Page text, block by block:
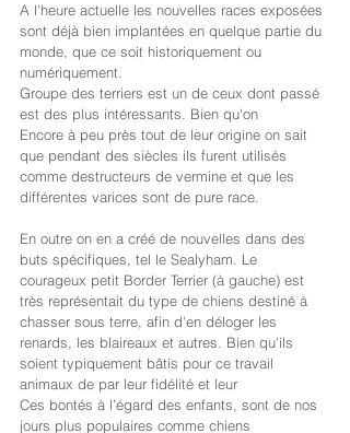
A l'heure actuelle les nouvelles races exposées
sont déjà bien implantées en quelque partie du
monde, que ce soit historiquement ou
numériquement.
Groupe des terriers est un de ceux dont passé
est des plus intéressants. Bien qu'on
Encore à peu près tout de leur origine on sait
que pendant des siècles ils furent utilisés
comme destructeurs de vermine et que les
différentes varices sont de pure race.
En outre on en a créé de nouvelles dans des
buts spécifiques, tel le Sealyham. Le
courageux petit Border Terrier (à gauche) est
très représentait du type de chiens destiné à
chasser sous terre, afin d'en déloger les
renards, les blaireaux et autres. Bien qu'ils
soient typiquement bâtis pour ce travail
animaux de par leur fidélité et leur
Ces bontés à l’égard des enfants, sont de nos
jours plus populaires comme chiens